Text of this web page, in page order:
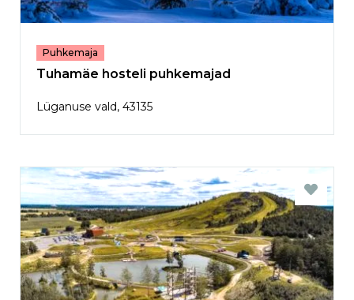
Puhkemaja
Tuhamäe hosteli puhkemajad
Lüganuse vald, 43135